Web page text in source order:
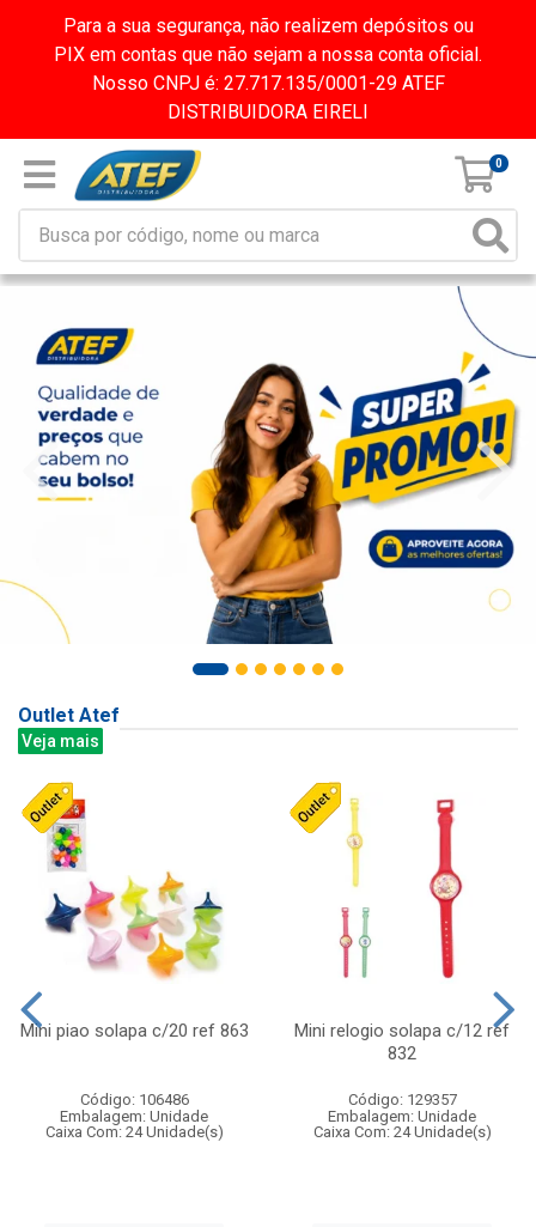
Para a sua segurança, não realizem depósitos ou
PIX em contas que não sejam a nossa conta oficial.
Nosso CNPJ é: 27.717.135/0001-29 ATEF
DISTRIBUIDORA EIRELI
0
Outlet Atef
Veja mais
Mini piao solapa c/20 ref 863
Código: 106486
Embalagem: Unidade
Caixa Com: 24 Unidade(s)
Mini relogio solapa c/12 ref
832
Código: 129357
Embalagem: Unidade
Caixa Com: 24 Unidade(s)